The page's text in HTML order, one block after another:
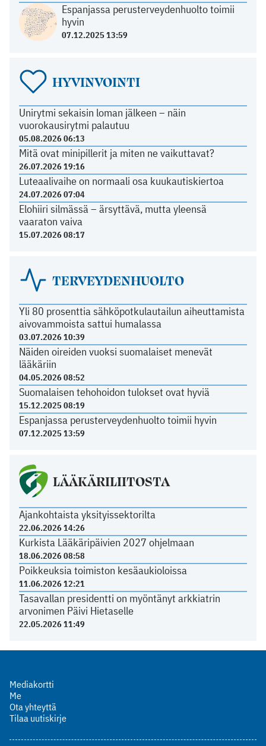
Espanjassa perusterveydenhuolto toimii
hyvin
07.12.2025 13:59
HYVINVOINTI
Unirytmi sekaisin loman jälkeen – näin
vuorokausirytmi palautuu
05.08.2026 06:13
Mitä ovat minipillerit ja miten ne vaikuttavat?
26.07.2026 19:16
Luteaalivaihe on normaali osa kuukautiskiertoa
24.07.2026 07:04
Elohiiri silmässä – ärsyttävä, mutta yleensä
vaaraton vaiva
15.07.2026 08:17
TERVEYDENHUOLTO
Yli 80 prosenttia sähköpotkulautailun aiheuttamista
aivovammoista sattui humalassa
03.07.2026 10:39
Näiden oireiden vuoksi suomalaiset menevät
lääkäriin
04.05.2026 08:52
Suomalaisen tehohoidon tulokset ovat hyviä
15.12.2025 08:19
Espanjassa perusterveydenhuolto toimii hyvin
07.12.2025 13:59
LÄÄKÄRILIITOSTA
Ajankohtaista yksityissektorilta
22.06.2026 14:26
Kurkista Lääkäripäivien 2027 ohjelmaan
18.06.2026 08:58
Poikkeuksia toimiston kesäaukioloissa
11.06.2026 12:21
Tasavallan presidentti on myöntänyt arkkiatrin
arvonimen Päivi Hietaselle
22.05.2026 11:49
Mediakortti
Me
Ota yhteyttä
Tilaa uutiskirje